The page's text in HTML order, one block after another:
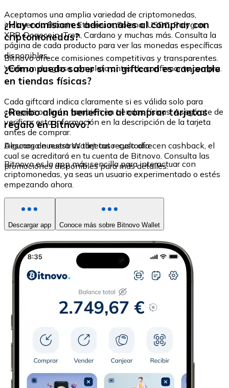
Aceptamos una amplia variedad de criptomonedas,
incluyendo Bitcoin, Ethereum, Solana, USDC, Polygon,
XRP, Dogecoin, Tron, Cardano y muchas más. Consulta la
página de cada producto para ver las monedas específicas
disponibles.
¿Hay comisiones adicionales al comprar con
criptomonedas?
Bitnovo ofrece comisiones competitivas y transparentes.
Verás un desglose completo antes de confirmar tu compra.
¿Cómo puedo saber si mi giftcard es canjeable
en tiendas físicas?
Cada giftcard indica claramente si es válida solo para
compras online o también en tiendas físicas. Asegúrate de
verificar esta información en la descripción de la tarjeta
antes de comprar.
¿Recibo algún beneficio al comprar tarjetas
regalo en Bitnovo?
Algunas de nuestras tarjetas regalo ofrecen cashback, el
cual se acreditará en tu cuenta de Bitnovo. Consulta las
promociones disponibles para más detalles.
Descarga nuestra Wallet auto-custodia
Bitnovo es la app más sencilla para interactuar con
criptomonedas, ya seas un usuario experimentado o estés
empezando ahora.
Descargar app Conoce más sobre Bitnovo Wallet